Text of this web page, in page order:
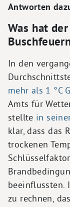
Antworten
Was hat
In den
mehr als 1 °C
Amts für
stellte in
klar, dass das
trockenen
beeinflussten.
zu rechnen,